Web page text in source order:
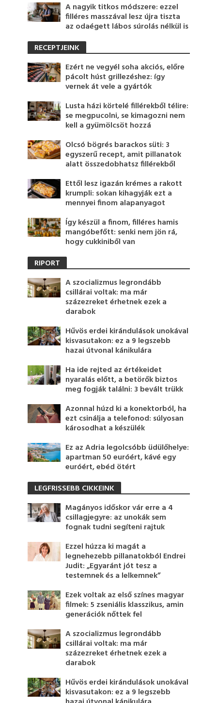
A nagyik titkos módszere: ezzel
filléres masszával lesz újra tiszta
az odaégett lábos súrolás nélkül is
RECEPTJEINK
Ezért ne vegyél soha akciós, előre
pácolt húst grillezéshez: így
vernek át vele a gyártók
Lusta házi körtelé fillérekből télire:
se megpucolni, se kimagozni nem
kell a gyümölcsöt hozzá
Olcsó bögrés barackos süti: 3
egyszerű recept, amit pillanatok
alatt összedobhatsz fillérekből
Ettől lesz igazán krémes a rakott
krumpli: sokan kihagyják ezt a
mennyei finom alapanyagot
Így készül a finom, filléres hamis
mangóbefőtt: senki nem jön rá,
hogy cukkiniből van
RIPORT
A szocializmus legrondább
csillárai voltak: ma már
százezreket érhetnek ezek a
darabok
Hűvös erdei kirándulások unokával
kisvasutakon: ez a 9 legszebb
hazai útvonal kánikulára
Ha ide rejted az értékeidet
nyaralás előtt, a betörők biztos
meg fogják találni: 3 bevált trükk
Azonnal húzd ki a konektorból, ha
ezt csinálja a telefonod: súlyosan
károsodhat a készülék
Ez az Adria legolcsóbb üdülőhelye:
apartman 50 euróért, kávé egy
euróért, ebéd ötért
LEGFRISSEBB CIKKEINK
Magányos időskor vár erre a 4
csillagjegyre: az unokák sem
fognak tudni segíteni rajtuk
Ezzel húzza ki magát a
legnehezebb pillanatokból Endrei
Judit: „Egyaránt jót tesz a
testemnek és a lelkemnek”
Ezek voltak az első színes magyar
filmek: 5 zseniális klasszikus, amin
generációk nőttek fel
A szocializmus legrondább
csillárai voltak: ma már
százezreket érhetnek ezek a
darabok
Hűvös erdei kirándulások unokával
kisvasutakon: ez a 9 legszebb